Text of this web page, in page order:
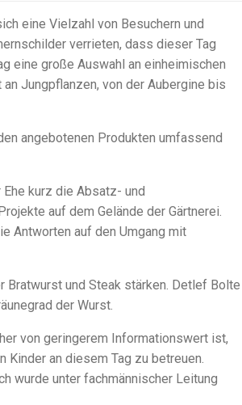
eine Vielzahl von Besuchern und
verrieten, dass dieser Tag
eine große Auswahl an einheimischen
Jungpflanzen, von der Aubergine bis
angebotenen Produkten umfassend
kurz die Absatz- und
auf dem Gelände der Gärtnerei.
Antworten auf den Umgang mit
Bratwurst und Steak stärken. Detlef Bolte
der Wurst.
von geringerem Informationswert ist,
Kinder an diesem Tag zu betreuen.
wurde unter fachmännischer Leitung